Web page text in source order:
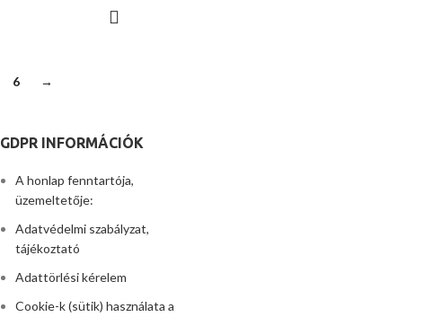
6 →
GDPR INFORMÁCIÓK
A honlap fenntartója,
üzemeltetője:
Adatvédelmi szabályzat,
tájékoztató
Adattörlési kérelem
Cookie-k (sütik) használata a